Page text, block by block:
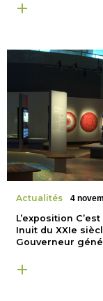
Actualités 4
L’exposition
Inuit du XXIe
Gouverneur